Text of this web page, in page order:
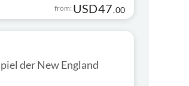
from: USD47.00
der New England